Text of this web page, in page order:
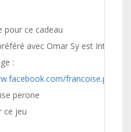
pour ce cadeau
avec Omar Sy est
:
perone
ce jeu